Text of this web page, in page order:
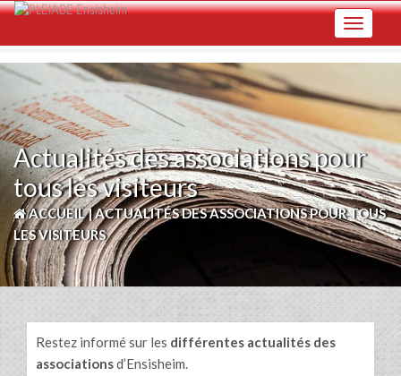
Skip
content
Toggle
Actualités des associations pour
tous les visiteurs
ACCUEIL|ACTUALITÉS DES ASSOCIATIONS POUR TOUS
LES VISITEURS
Restez informé sur les différentes actualités des
associationsd’Ensisheim.